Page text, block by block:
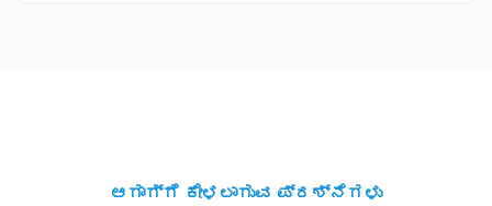
ಆಗಾಗ್ಗೆ ಕೇಳಲಾಗುವ ಪ್ರಶ್ನೆಗಳು